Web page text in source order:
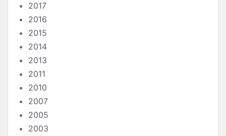
2017
2016
2015
2014
2013
2011
2010
2007
2005
2003